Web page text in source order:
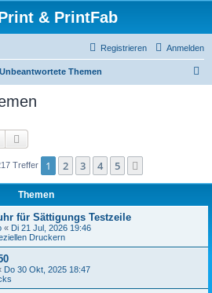
& PrintFab
Anmelden
Registrieren
Unbeantwortete Themen
Suche
Treffer 1 2 3 4 5
Themen
für Sättigungs Testzeile
« Di 21 Jul, 2026 19:46
Druckern
Do 30 Okt, 2025 18:47